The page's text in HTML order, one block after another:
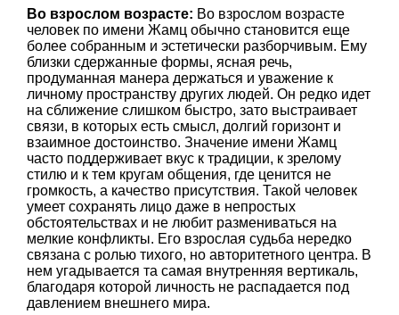
Во взрослом возрасте: Во взрослом возрасте
человек по имени Жамц обычно становится еще
более собранным и эстетически разборчивым. Ему
близки сдержанные формы, ясная речь,
продуманная манера держаться и уважение к
личному пространству других людей. Он редко идет
на сближение слишком быстро, зато выстраивает
связи, в которых есть смысл, долгий горизонт и
взаимное достоинство. Значение имени Жамц
часто поддерживает вкус к традиции, к зрелому
стилю и к тем кругам общения, где ценится не
громкость, а качество присутствия. Такой человек
умеет сохранять лицо даже в непростых
обстоятельствах и не любит размениваться на
мелкие конфликты. Его взрослая судьба нередко
связана с ролью тихого, но авторитетного центра. В
нем угадывается та самая внутренняя вертикаль,
благодаря которой личность не распадается под
давлением внешнего мира.